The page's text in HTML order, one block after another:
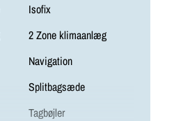
Isofix
2 Zone klimaanlæg
Navigation
Splitbagsæde
Tagbøjler